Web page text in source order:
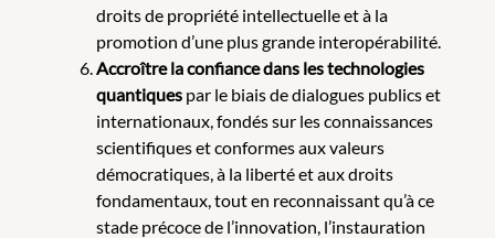
droits de propriété intellectuelle et à la
promotion d’une plus grande interopérabilité.
Accroître la confiance dans les technologies
quantiquespar le biais de dialogues publics et
internationaux, fondés sur les connaissances
scientifiques et conformes aux valeurs
démocratiques, à la liberté et aux droits
fondamentaux, tout en reconnaissant qu’à ce
stade précoce de l’innovation, l’instauration